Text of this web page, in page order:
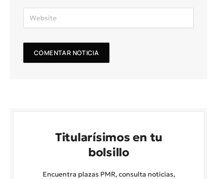
Titularísimos en tu
bolsillo
Encuentra plazas PMR, consulta noticias,